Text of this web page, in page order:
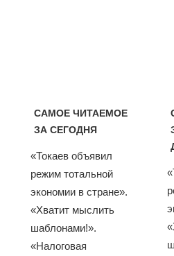
САМОЕ ЧИТАЕМОЕ
ЗА СЕГОДНЯ
«Токаев объявил
режим тотальной
экономии в стране».
«Хватит мыслить
шаблонами!».
«Налоговая